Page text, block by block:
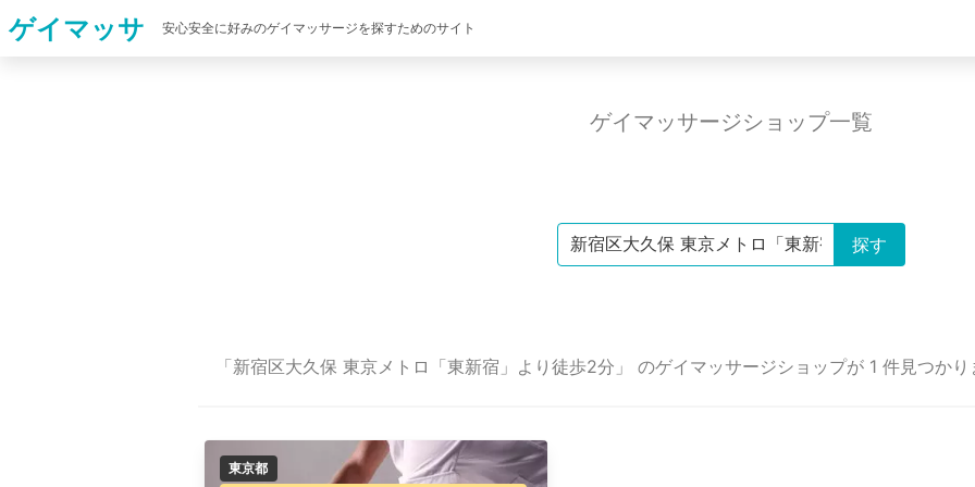
ゲイマッサ 安心安全に好みのゲイマッサージを探すためのサイト
ゲイマッサージショップ一覧
「新宿区大久保 ​東京メトロ「東新宿」より徒歩2分」 のゲイマッサージショップが 1 件見つかり
東京都